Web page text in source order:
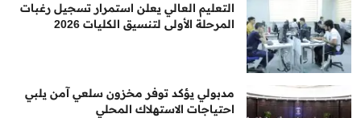
التعليم العالي يعلن استمرار تسجيل رغبات
المرحلة الأولى لتنسيق الكليات 2026
مدبولي يؤكد توفر مخزون سلعي آمن يلبي
احتياجات الاستهلاك المحلي